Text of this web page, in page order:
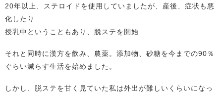
20年以上、ステロイドを使用していましたが、産後、症状も悪
化したり
授乳中ということもあり、脱ステを開始
それと同時に漢方を飲み、農薬。添加物、砂糖を今までの90％
ぐらい減らす生活を始めました。
しかし、脱ステを甘く見ていた私は外出が難しいくらいになっ